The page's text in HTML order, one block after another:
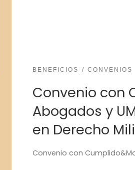
BENEFICIOS CONVENIOS
Convenio con
Abogados y
en Derecho
Convenio con